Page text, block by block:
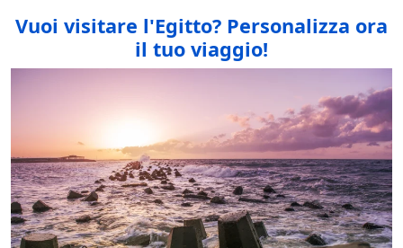
Vuoi visitare l'Egitto? Personalizza ora
il tuo viaggio!